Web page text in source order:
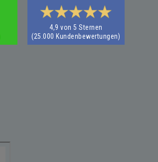
4,9 von 5 Sternen
(25.000 Kundenbewertungen)